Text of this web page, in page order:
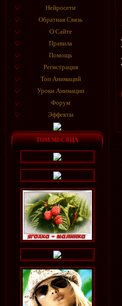
Нейросети
Обратная Связь
О Сайте
Правила
Помощь
Регистрация
Топ Анимаций
Уроки Анимации
Форум
Эффекты
ТОМ МЕСЯЦА